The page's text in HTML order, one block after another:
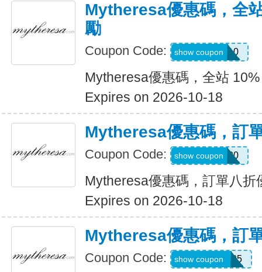
Mytheresa優惠碼，全
勵
Coupon Code: REWARD10
show coupon
Mytheresa優惠碼，全站
Expires on 2026-10-18
Mytheresa優惠碼，訂
Coupon Code: myt20
show coupon
Mytheresa優惠碼，訂單八折
Expires on 2026-10-18
Mytheresa優惠碼，訂
Coupon Code: MYEXTRA205
show coupon